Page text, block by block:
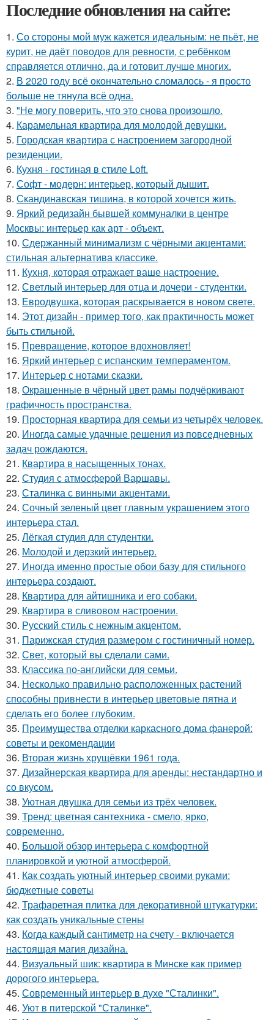
Последние обновления на сайте:
1. Со стороны мой муж кажется идеальным: не пьёт, не
курит, не даёт поводов для ревности, с ребёнком
справляется отлично, да и готовит лучше многих.
2. В 2020 году всё окончательно сломалось - я просто
больше не тянула всё одна.
3. "Не могу поверить, что это снова произошло.
4. Карамельная квартира для молодой девушки.
5. Городская квартира с настроением загородной
резиденции.
6. Кухня - гостиная в стиле Loft.
7. Софт - модерн: интерьер, который дышит.
8. Скандинавская тишина, в которой хочется жить.
9. Яркий редизайн бывшей коммуналки в центре
Москвы: интерьер как арт - объект.
10. Сдержанный минимализм с чёрными акцентами:
стильная альтернатива классике.
11. Кухня, которая отражает ваше настроение.
12. Светлый интерьер для отца и дочери - студентки.
13. Евродвушка, которая раскрывается в новом свете.
14. Этот дизайн - пример того, как практичность может
быть стильной.
15. Превращение, которое вдохновляет!
16. Яркий интерьер с испанским темпераментом.
17. Интерьер с нотами сказки.
18. Окрашенные в чёрный цвет рамы подчёркивают
графичность пространства.
19. Просторная квартира для семьи из четырёх человек.
20. Иногда самые удачные решения из повседневных
задач рождаются.
21. Квартира в насыщенных тонах.
22. Студия с атмосферой Варшавы.
23. Сталинка с винными акцентами.
24. Сочный зеленый цвет главным украшением этого
интерьера стал.
25. Лёгкая студия для студентки.
26. Молодой и дерзкий интерьер.
27. Иногда именно простые обои базу для стильного
интерьера создают.
28. Квартира для айтишника и его собаки.
29. Квартира в сливовом настроении.
30. Русский стиль с нежным акцентом.
31. Парижская студия размером с гостиничный номер.
32. Свет, который вы сделали сами.
33. Классика по-английски для семьи.
34. Несколько правильно расположенных растений
способны привнести в интерьер цветовые пятна и
сделать его более глубоким.
35. Преимущества отделки каркасного дома фанерой:
советы и рекомендации
36. Вторая жизнь хрущёвки 1961 года.
37. Дизайнерская квартира для аренды: нестандартно и
со вкусом.
38. Уютная двушка для семьи из трёх человек.
39. Тренд: цветная сантехника - смело, ярко,
современно.
40. Большой обзор интерьера с комфортной
планировкой и уютной атмосферой.
41. Как создать уютный интерьер своими руками:
бюджетные советы
42. Трафаретная плитка для декоративной штукатурки:
как создать уникальные стены
43. Когда каждый сантиметр на счету - включается
настоящая магия дизайна.
44. Визуальный шик: квартира в Минске как пример
дорогого интерьера.
45. Современный интерьер в духе "Сталинки".
46. Уют в питерской "Сталинке".